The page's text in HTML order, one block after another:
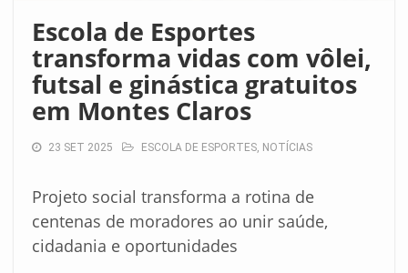
Escola de Esportes
transforma vidas com vôlei,
futsal e ginástica gratuitos
em Montes Claros
23 SET 2025 ESCOLA DE ESPORTES, NOTÍCIAS
Projeto social transforma a rotina de
centenas de moradores ao unir saúde,
cidadania e oportunidades